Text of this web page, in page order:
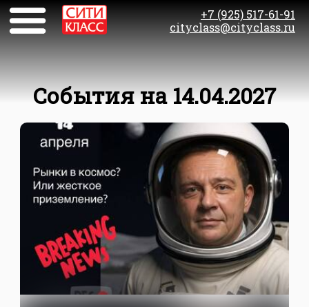
+7 (925) 517-61-91
cityclass@cityclass.ru
События на 14.04.2027